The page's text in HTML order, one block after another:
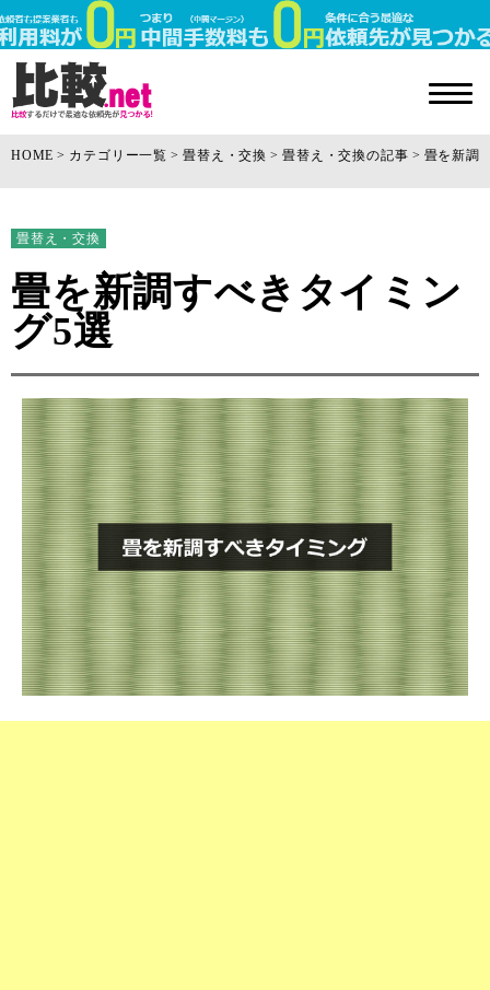
HOME カテゴリー一覧 畳替え・交換 畳替え・交換の記事 畳を新調
畳替え・交換
畳を新調すべきタイミン
グ5選